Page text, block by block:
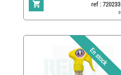
ref : 720233
0